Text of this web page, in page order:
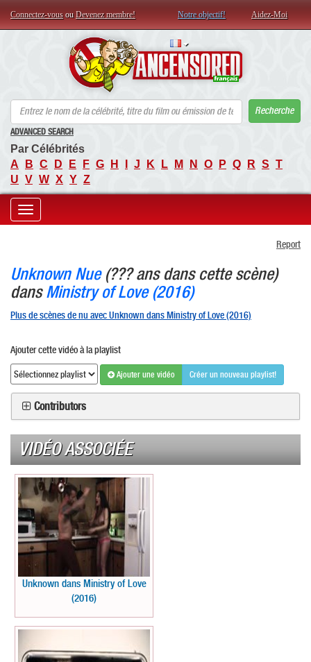
Connectez-vous ou Devenez membre! Notre objectif! Aidez-Moi
Recherche
ADVANCED SEARCH
Par Célébrités
A
B C D E F G H J K L M N O P Q R S T
U V W X Y Z
Toggle
Report
Unknown Nue(??? ans dans cette scène)
dansMinistry of Love (2016)
Plus de scènes de nu avec Unknown dans Ministry of Love (2016)
Ajouter cette vidéo à la playlist
Ajouter une vidéo Créer un nouveau playlist!
Contributors
VIDÉO ASSOCIÉE
Unknown dans Ministry of Love
(2016)